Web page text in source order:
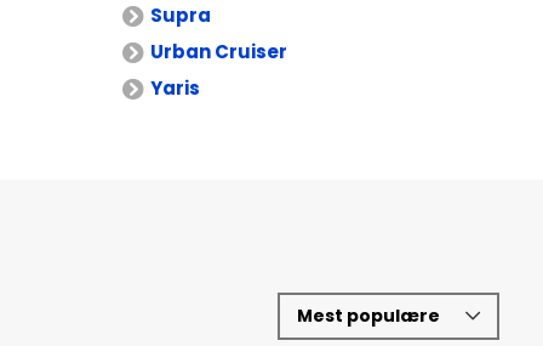
Supra
Urban Cruiser
Yaris